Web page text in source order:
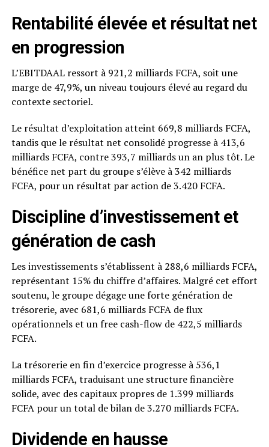
Rentabilité élevée et résultat net
en progression
L’EBITDAAL ressort à 921,2 milliards FCFA, soit une
marge de 47,9%, un niveau toujours élevé au regard du
contexte sectoriel.
Le résultat d’exploitation atteint 669,8 milliards FCFA,
tandis que le résultat net consolidé progresse à 413,6
milliards FCFA, contre 393,7 milliards un an plus tôt. Le
bénéfice net part du groupe s’élève à 342 milliards
FCFA, pour un résultat par action de 3.420 FCFA.
Discipline d’investissement et
génération de cash
Les investissements s’établissent à 288,6 milliards FCFA,
représentant 15% du chiffre d’affaires. Malgré cet effort
soutenu, le groupe dégage une forte génération de
trésorerie, avec 681,6 milliards FCFA de flux
opérationnels et un free cash-flow de 422,5 milliards
FCFA.
La trésorerie en fin d’exercice progresse à 536,1
milliards FCFA, traduisant une structure financière
solide, avec des capitaux propres de 1.399 milliards
FCFA pour un total de bilan de 3.270 milliards FCFA.
Dividende en hausse